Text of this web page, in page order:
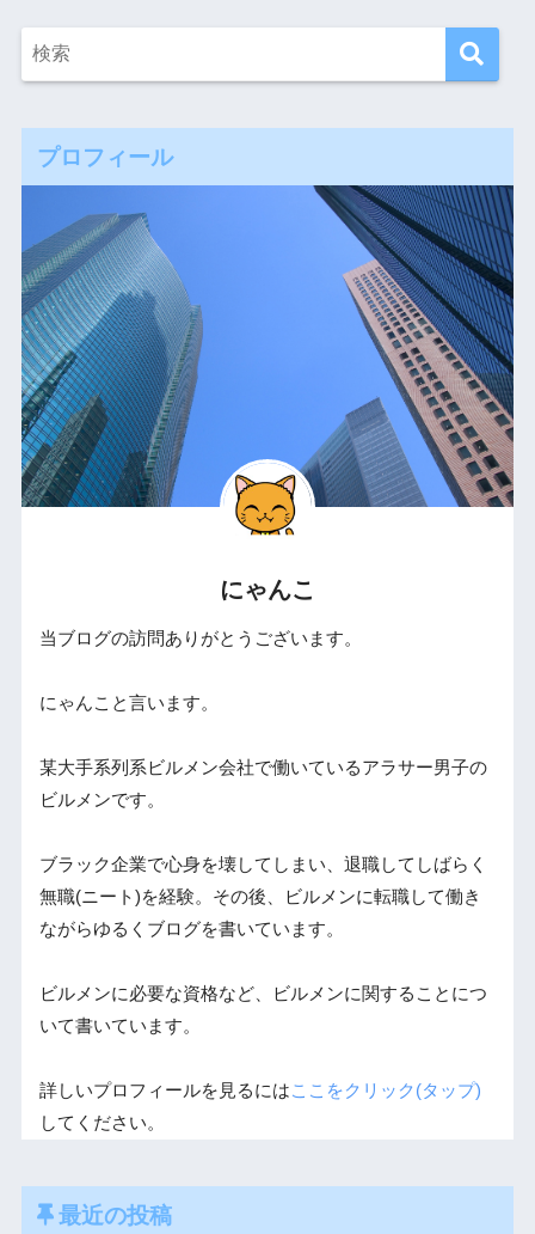
プロフィール
にゃんこ
当ブログの訪問ありがとうございます。
にゃんこと言います。
某大手系列系ビルメン会社で働いているアラサー男子の
ビルメンです。
ブラック企業で心身を壊してしまい、退職してしばらく
無職(ニート)を経験。その後、ビルメンに転職して働き
ながらゆるくブログを書いています。
ビルメンに必要な資格など、ビルメンに関することにつ
いて書いています。
詳しいプロフィールを見るにはここをクリック(タップ)
してください。
最近の投稿